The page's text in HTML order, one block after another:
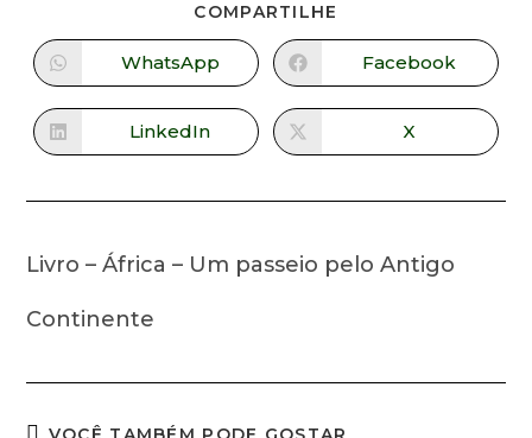
COMPARTILHE
WhatsApp Facebook
LinkedIn X
Livro – África – Um passeio pelo Antigo
Continente